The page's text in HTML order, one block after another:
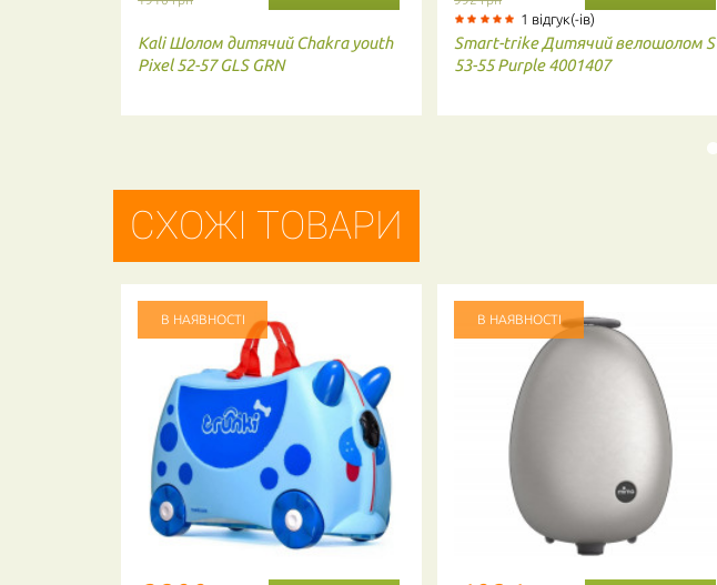
Kali Шолом дитячий Chakra youth
Pixel 52-57 GLS GRN
1 відгук(-ів)
Smart-trike Дитячий велошолом S
53-55 Purple 4001407
СХОЖІ ТОВАРИ
В НАЯВНОСТІ В НАЯВНОСТІ